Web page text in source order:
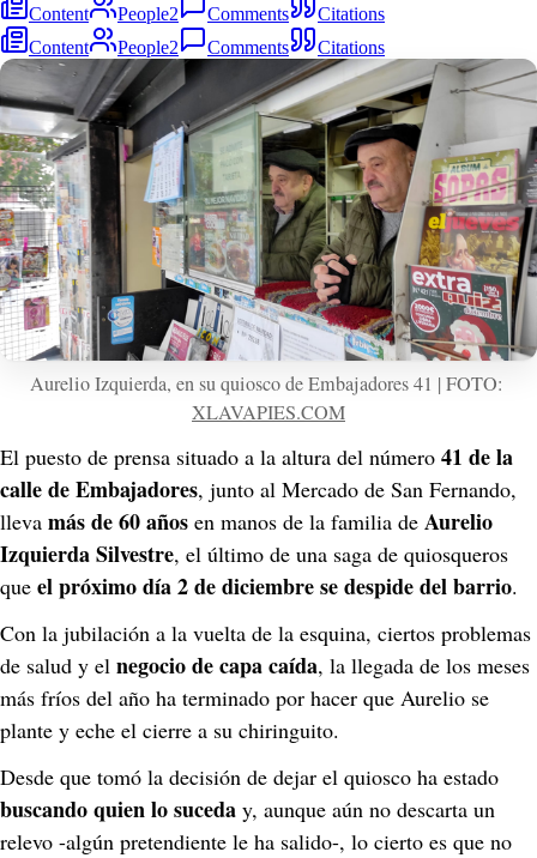
Content
People2 Comments
Citations
Content
People2 Comments Citations
XLAVAPIES.COM
El puesto de prensa situado a la altura del número 41 de la
calle de Embajadores, junto al Mercado de San Fernando,
lleva más de 60 años en manos de la familia de Aurelio
Izquierda Silvestre, el último de una saga de quiosqueros
que el próximo día 2 de diciembre se despide del barrio.
Con la jubilación a la vuelta de la esquina, ciertos problemas
de salud y el negocio de capa caída, la llegada de los meses
más fríos del año ha terminado por hacer que Aurelio se
plante y eche el cierre a su chiringuito.
Desde que tomó la decisión de dejar el quiosco ha estado
buscando quien lo suceda y, aunque aún no descarta un
relevo -algún pretendiente le ha salido-, lo cierto es que no